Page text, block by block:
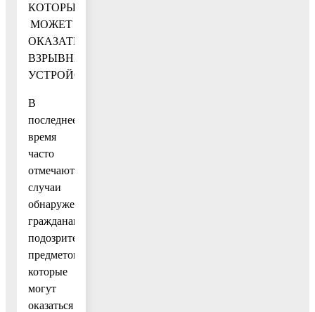
КОТОРЫЙ
МОЖЕТ
ОКАЗАТЬСЯ
ВЗРЫВНЫМ
УСТРОЙСТВОМ
В
последнее
время
часто
отмечаются
случаи
обнаружения
гражданами
подозрительных
предметов,
которые
могут
оказаться